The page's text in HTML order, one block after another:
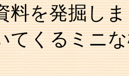
料を発掘し
てくるミニ